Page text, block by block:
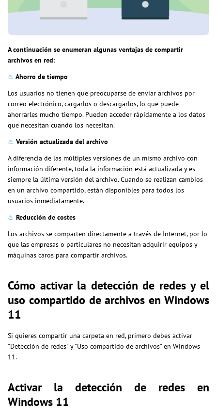
A continuación se enumeran algunas ventajas de compartir
archivos en red:
♨ Ahorro de tiempo
Los usuarios no tienen que preocuparse de enviar archivos por
correo electrónico, cargarlos o descargarlos, lo que puede
ahorrarles mucho tiempo. Pueden acceder rápidamente a los datos
que necesitan cuando los necesitan.
♨ Versión actualizada del archivo
A diferencia de las múltiples versiones de un mismo archivo con
información diferente, toda la información está actualizada y es
siempre la última versión del archivo. Cuando se realizan cambios
en un archivo compartido, están disponibles para todos los
usuarios inmediatamente.
♨ Reducción de costes
Los archivos se comparten directamente a través de Internet, por lo
que las empresas o particulares no necesitan adquirir equipos y
máquinas caros para compartir archivos.
Cómo activar la detección de redes y el
uso compartido de archivos en Windows
11
Si quieres compartir una carpeta en red, primero debes activar
"Detección de redes" y "Uso compartido de archivos" en Windows
11.
Activar la detección de redes en
Windows 11